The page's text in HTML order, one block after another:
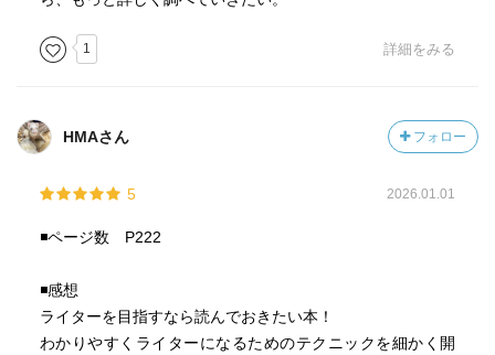
1 詳細をみる
HMAさん フォロー
5 2026.01.01
◾️ページ数 P222
◾️感想
ライターを目指すなら読んでおきたい本！
わかりやすくライターになるためのテクニックを細かく開